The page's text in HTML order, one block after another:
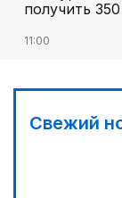
получить
11:00
МЧС
Свежий